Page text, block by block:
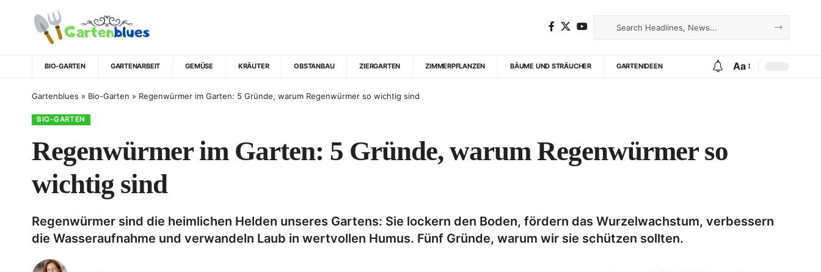
BIO-GARTEN GARTENARBEIT GEMÜSE KRÄUTER OBSTANBAU ZIERGARTEN ZIMMERPFLANZEN BÄUME UND STRÄUCHER GARTENIDEEN Aa
Gartenblues » Bio-Garten » Regenwürmer im Garten: 5 Gründe, warum Regenwürmer so wichtig sind
BIO-GARTEN
Regenwürmer im Garten: 5 Gründe, warum Regenwürmer so
wichtig sind
Regenwürmer sind die heimlichen Helden unseres Gartens: Sie lockern den Boden, fördern das Wurzelwachstum, verbessern
die Wasseraufnahme und verwandeln Laub in wertvollen Humus. Fünf Gründe, warum wir sie schützen sollten.